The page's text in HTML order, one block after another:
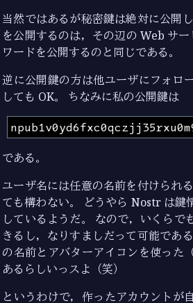
当然ではあるが秘密鍵は絶対に公開
を公開するのは，その辺の Web サ
ワードを公開するのと同じである。
逆に公開鍵の方は他ユーザにフォロ
しても OK。 ちなみに私の公開鍵は
である。
ユーザ名には任意の名前を付けられ
ても構わない。 どうやら Nostr は鍵
しているようだ。 なので，いくらで
きるし，なりすましだって可能であ
の名前とアバターアイコンを使った
あるらしいっスよ（笑）
というわけで，作ったアカウントが